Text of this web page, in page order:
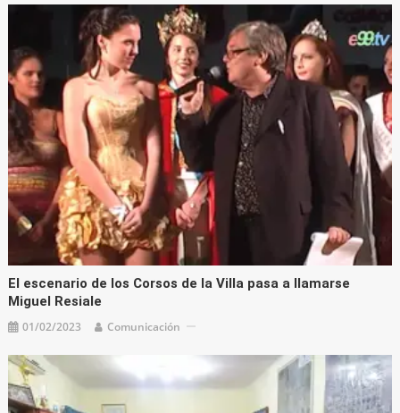
El escenario de los Corsos de la Villa pasa a llamarse
Miguel Resiale
01/02/2023 Comunicación